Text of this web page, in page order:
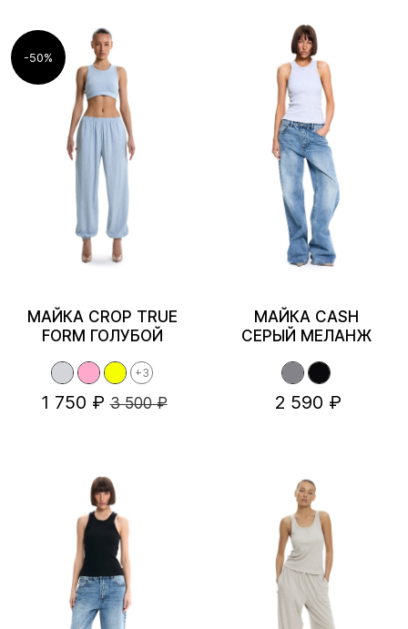
-50%
МАЙКА CROP TRUE
FORM ГОЛУБОЙ
+3
1 750 ₽ 3 500 ₽
МАЙКА CASH
СЕРЫЙ МЕЛАНЖ
2 590 ₽